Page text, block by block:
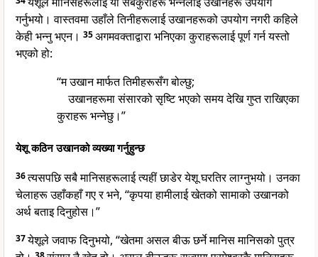
गर्नुभयो। वास्तवमा उहाँले तिनीहरूलाई उखानहरूको उपयोग नगरी कहिले
केही भन्नु भएन। 35अगमवक्ताद्वारा भनिएका कुराहरूलाई पूर्ण गर्न यस्तो
भएको हो:
“म उखान मार्फत तिमीहरूसँग बोल्छु;
उखानहरूमा संसारको सृष्टि भएको समय देखि गुप्त राखिएका
कुराहरू भन्नेछु।”
येशू कठिन उखानको व्यख्या गर्नुहुन्छ
36त्यसपछि सबै मानिसहरूलाई त्यहीं छाडेर येशू घरतिर लाग्नुभयो। उनका
चेलाहरू उहाँकहाँ गए र भने, “कृपया हामीलाई खेतको सामाको उखानको
अर्थ बताइ दिनुहोस।”
37येशूले जवाफ दिनुभयो, “खेतमा असल बीऊ छर्ने मानिस मानिसको पुत्र